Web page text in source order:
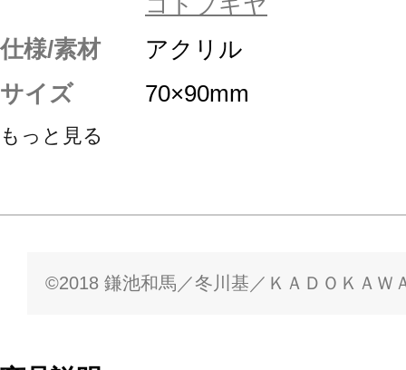
仕様/素材
アクリル
サイズ
70×90mm
もっと見る
©2018 鎌池和馬／冬川基／ＫＡＤＯＫＡＷ